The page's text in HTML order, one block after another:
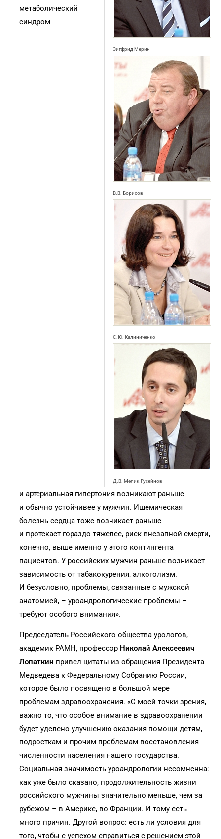
Зигфрид Мерин
В.В. Борисов
С.Ю. Калиниченко
Д.В. Мелик-Гусейнов
метаболический
синдром
и артериальная гипертония возникают раньше
и обычно устойчивее у мужчин. Ишемическая
болезнь сердца тоже возникает раньше
и протекает гораздо тяжелее, риск внезапной смерти,
конечно, выше именно у этого контингента
пациентов. У российских мужчин раньше возникает
зависимость от табакокурения, алкоголизм.
И безусловно, проблемы, связанные с мужской
анатомией, – уроандрологические проблемы –
требуют особого внимания».
Председатель Российского общества урологов,
академик РАМН, профессор Николай Алексеевич
Лопаткин привел цитаты из обращения Президента
Медведева к Федеральному Собранию России,
которое было посвящено в большой мере
проблемам здравоохранения. «С моей точки зрения,
важно то, что особое внимание в здравоохранении
будет уделено улучшению оказания помощи детям,
подросткам и прочим проблемам восстановления
численности населения нашего государства.
Социальная значимость уроандрологии несомненна:
как уже было сказано, продолжительность жизни
российского мужчины значительно меньше, чем за
рубежом – в Америке, во Франции. И тому есть
много причин. Другой вопрос: есть ли условия для
того, чтобы с успехом справиться с решением этой